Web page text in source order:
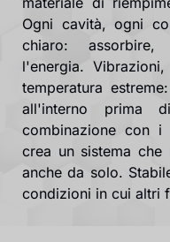
Ogni cavità, ogni
chiaro:
l'energia.
temperatura
all'interno prima
combinazione con i
crea un sistema
anche da solo.
condizioni in cui altri